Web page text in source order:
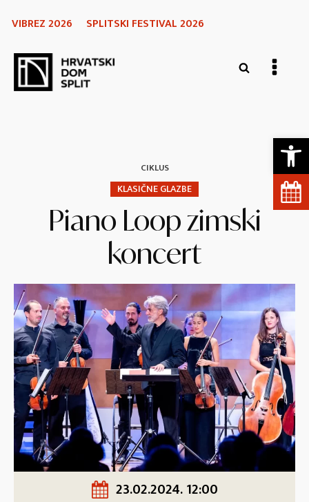
VIBREZ 2026 SPLITSKI FESTIVAL 2026
CIKLUS
KLASIČNE GLAZBE
Piano Loop zimski
koncert
23.02.2024. 12:00